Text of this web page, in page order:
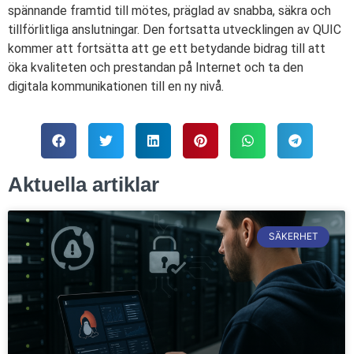
spännande framtid till mötes, präglad av snabba, säkra och
tillförlitliga anslutningar. Den fortsatta utvecklingen av QUIC
kommer att fortsätta att ge ett betydande bidrag till att
öka kvaliteten och prestandan på Internet och ta den
digitala kommunikationen till en ny nivå.
Aktuella artiklar
SÄKERHET